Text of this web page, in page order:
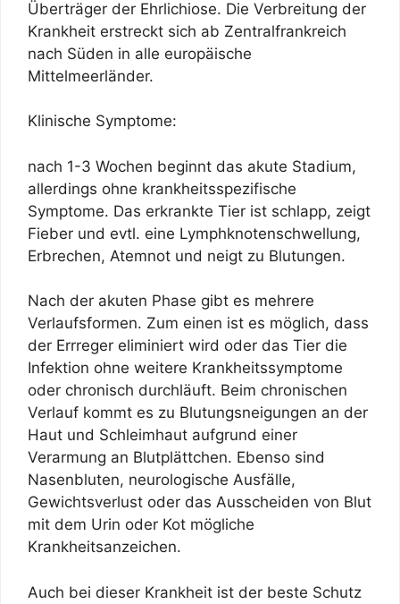
Überträger der Ehrlichiose. Die Verbreitung der
Krankheit erstreckt sich ab Zentralfrankreich
nach Süden in alle europäische
Mittelmeerländer.
Klinische Symptome:
nach 1-3 Wochen beginnt das akute Stadium,
allerdings ohne krankheitsspezifische
Symptome. Das erkrankte Tier ist schlapp, zeigt
Fieber und evtl. eine Lymphknotenschwellung,
Erbrechen, Atemnot und neigt zu Blutungen.
Nach der akuten Phase gibt es mehrere
Verlaufsformen. Zum einen ist es möglich, dass
der Errreger eliminiert wird oder das Tier die
Infektion ohne weitere Krankheitssymptome
oder chronisch durchläuft. Beim chronischen
Verlauf kommt es zu Blutungsneigungen an der
Haut und Schleimhaut aufgrund einer
Verarmung an Blutplättchen. Ebenso sind
Nasenbluten, neurologische Ausfälle,
Gewichtsverlust oder das Ausscheiden von Blut
mit dem Urin oder Kot mögliche
Krankheitsanzeichen.
Auch bei dieser Krankheit ist der beste Schutz